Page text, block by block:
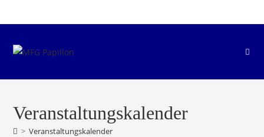
Inhalt
Veranstaltungskalender
> Veranstaltungskalender